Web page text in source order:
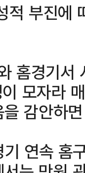
적 부진에
홈경기서
모자라
감안하
연속 홈